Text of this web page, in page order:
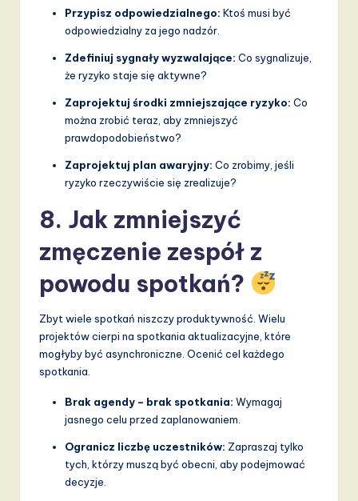
Przypisz odpowiedzialnego: Ktoś musi być
odpowiedzialny za jego nadzór.
Zdefiniuj sygnały wyzwalające: Co sygnalizuje,
że ryzyko staje się aktywne?
Zaprojektuj środki zmniejszające ryzyko: Co
można zrobić teraz, aby zmniejszyć
prawdopodobieństwo?
Zaprojektuj plan awaryjny: Co zrobimy, jeśli
ryzyko rzeczywiście się zrealizuje?
8. Jak zmniejszyć
zmęczenie zespół z
powodu spotkań?
Zbyt wiele spotkań niszczy produktywność. Wielu
projektów cierpi na spotkania aktualizacyjne, które
mogłyby być asynchroniczne. Ocenić cel każdego
spotkania.
Brak agendy – brak spotkania: Wymagaj
jasnego celu przed zaplanowaniem.
Ogranicz liczbę uczestników: Zapraszaj tylko
tych, którzy muszą być obecni, aby podejmować
decyzje.